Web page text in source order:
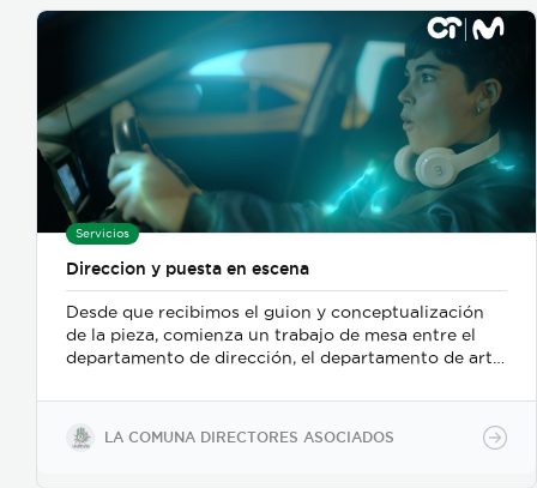
Servicios
Direccion y puesta en escena
Desde que recibimos el guion y conceptualización
de la pieza, comienza un trabajo de mesa entre el
departamento de dirección, el departamento de arte,
buscamos reforzar la historia, nos centramos
fuertemente en la selección de casting, en el tono
para los actores con instrucciones claras, paletas de
LA COMUNA DIRECTORES ASOCIADOS